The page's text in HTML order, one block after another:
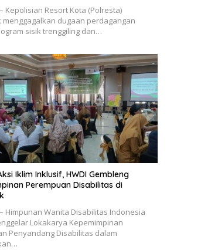
Kepolisian Resort Kota (Polresta)
menggagalkan dugaan perdagangan
sisik trenggiling dan…
Iklim Inklusif, HWDI Gembleng
Perempuan Disabilitas di
Himpunan Wanita Disabilitas Indonesia
Lokakarya Kepemimpinan
Penyandang Disabilitas dalam